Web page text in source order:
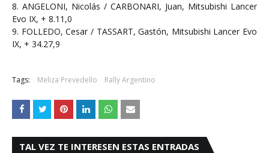
8. ANGELONI, Nicolás / CARBONARI, Juan, Mitsubishi Lancer
Evo IX, + 8.11,0
9. FOLLEDO, Cesar / TASSART, Gastón, Mitsubishi Lancer Evo
IX, + 34.27,9
Tags: Meliza Prevedello Rally Argentino
TAL VEZ TE INTERESEN ESTAS ENTRADAS